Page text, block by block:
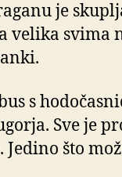
je
velika svima
s
Sve je
Jedino što